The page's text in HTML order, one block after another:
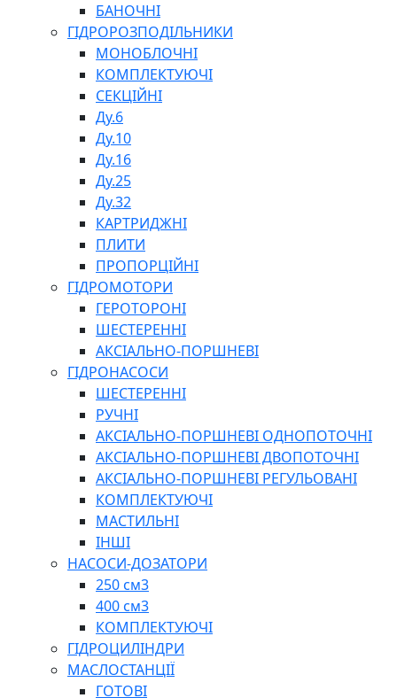
СПЕЦІАЛЬНІ
ОЛИВИ
ГЕРМЕТИКИ
ЗМАЗКИ
КЛЕЇ, ЦЕМЕНТИ, ЕПОКСИДКИ
РЕМОНТ ГІДРОЦИЛІНДРІВ
БОРЕКС, ЕО
БАНОЧНІ
ГІДРОРОЗПОДІЛЬНИКИ
МОНОБЛОЧНІ
КОМПЛЕКТУЮЧІ
СЕКЦІЙНІ
Ду.6
Ду.10
Ду.16
Ду.25
Ду.32
КАРТРИДЖНІ
ПЛИТИ
ПРОПОРЦІЙНІ
ГІДРОМОТОРИ
ГЕРОТОРОНІ
ШЕСТЕРЕННІ
АКСІАЛЬНО-ПОРШНЕВІ
ГІДРОНАСОСИ
ШЕСТЕРЕННІ
РУЧНІ
АКСІАЛЬНО-ПОРШНЕВІ ОДНОПОТОЧНІ
АКСІАЛЬНО-ПОРШНЕВІ ДВОПОТОЧНІ
АКСІАЛЬНО-ПОРШНЕВІ РЕГУЛЬОВАНІ
КОМПЛЕКТУЮЧІ
МАСТИЛЬНІ
ІНШІ
НАСОСИ-ДОЗАТОРИ
250 см3
400 см3
КОМПЛЕКТУЮЧІ
ГІДРОЦИЛІНДРИ
МАСЛОСТАНЦІЇ
ГОТОВІ